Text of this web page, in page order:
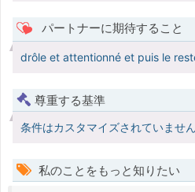
パートナーに期待すること
drôle et attentionné et puis le
尊重する基準
条件はカスタマイズされていません
私のことをもっと知りたい